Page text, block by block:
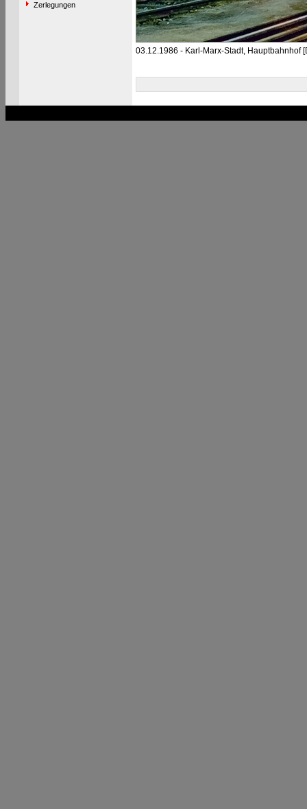
Zerlegungen
03.12.1986 - Karl-Marx-Stadt, Hauptbahnhof